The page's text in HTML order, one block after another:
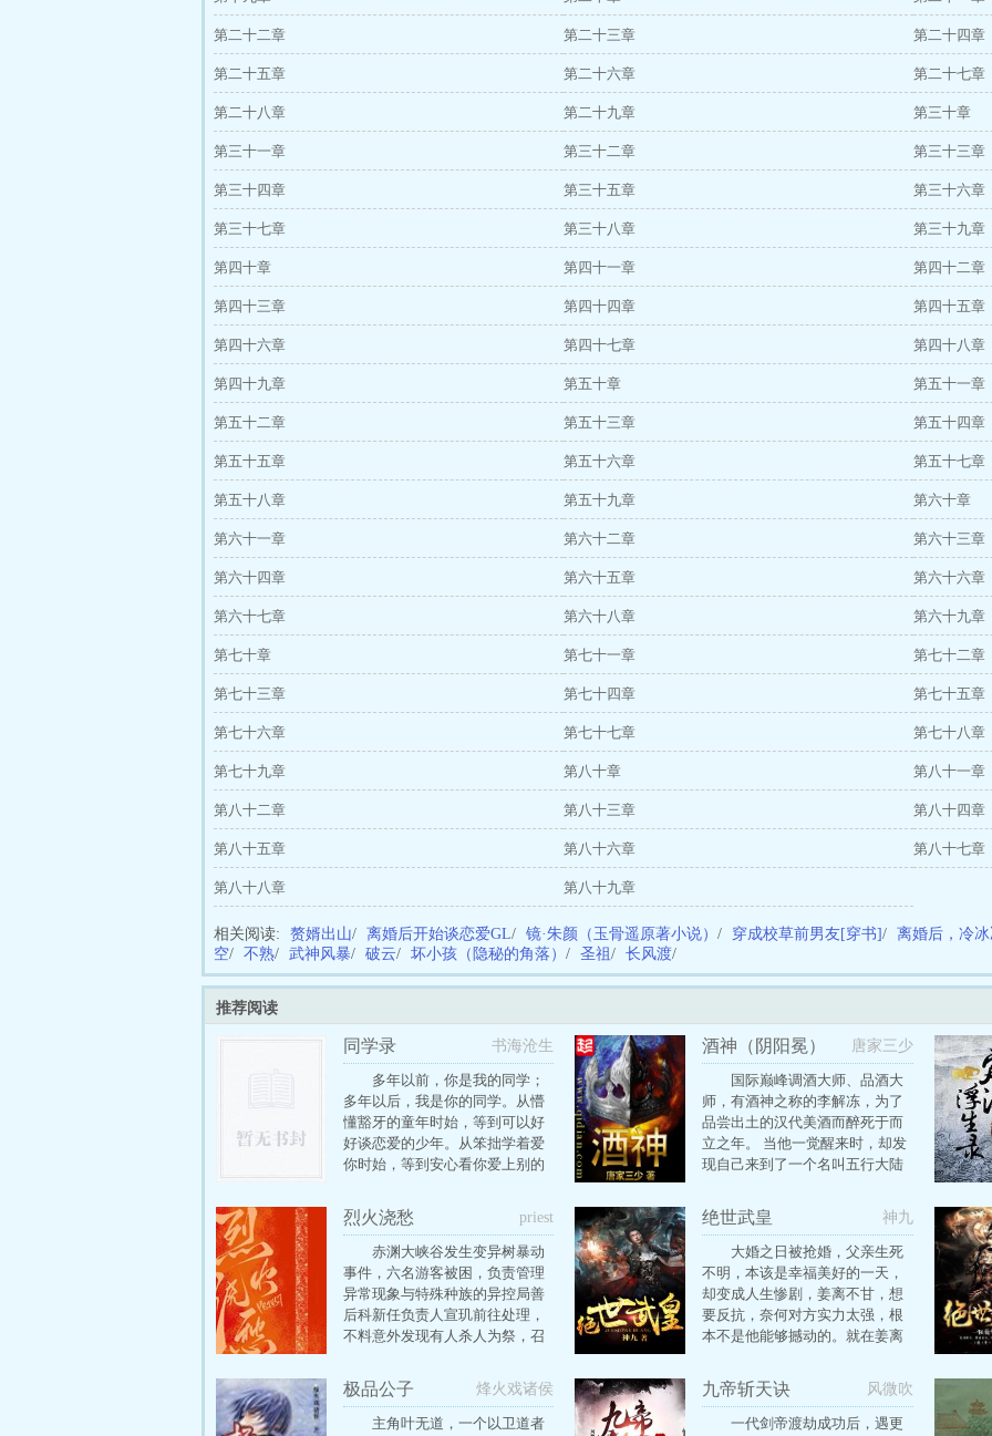
第二十二章 第二十三章 第二十四章
第二十五章 第二十六章 第二十七章
第二十八章 第二十九章 第三十章
第三十一章 第三十二章 第三十三章
第三十四章 第三十五章 第三十六章
第三十七章 第三十八章 第三十九章
第四十章 第四十一章 第四十二章
第四十三章 第四十四章 第四十五章
第四十六章 第四十七章 第四十八章
第四十九章 第五十章 第五十一章
第五十二章 第五十三章 第五十四章
第五十五章 第五十六章 第五十七章
第五十八章 第五十九章 第六十章
第六十一章 第六十二章 第六十三章
第六十四章 第六十五章 第六十六章
第六十七章 第六十八章 第六十九章
第七十章 第七十一章 第七十二章
第七十三章 第七十四章 第七十五章
第七十六章 第七十七章 第七十八章
第七十九章 第八十章 第八十一章
第八十二章 第八十三章 第八十四章
第八十五章 第八十六章 第八十七章
第八十八章 第八十九章
相关阅读: 赘婿出山/ 离婚后开始谈恋爱GL/ 镜·朱颜（玉骨遥原著小说） / 穿成校草前男友[穿书]/ 离婚后，冷
空/ 不熟/ 武神风暴/ 破云/ 坏小孩（隐秘的角落） / 圣祖 / 长风渡/
推荐阅读
同学录 书海沧生
多年以前，你是我的同学；
多年以后，我是你的同学。从懵
懂豁牙的童年时始，等到可以好
好谈恋爱的少年。从笨拙学着爱
你时始，等到安心看你爱上别的
到放开世界上的“林林”为止。是
谁趴在法学院的墙头，爱着医学
院的漂亮医生？是谁做着穿袈裟
的法海，却普度不了青衣的众
生？我是这样愚蠢的姑娘，病入
膏肓很多年，咬牙切齿地暗恋。
他将永远不朽，在我心尖。
酒神（阴阳冕） 唐家三少
国际巅峰调酒大师、品酒大
师，有酒神之称的李解冻，为了
品尝出土的汉代美酒而醉死于而
立之年。 当他一觉醒来时，却发
现自己来到了一个名叫五行大陆
小乞丐。 在这里，有一种极其特
殊的职业，名叫阴阳魔师，奇异
的十系魔技令人叹为观止。 每一
名阴阳魔师都有一顶属于自己的
由本属性凝聚而成的阴阳冕。
烈火浇愁 priest
赤渊大峡谷发生变异树暴动
事件，六名游客被困，负责管理
异常现象与特殊种族的异控局善
后科新任负责人宣玑前往处理，
不料意外发现有人杀人为祭，召
调查中引爆了异控局瞒报伤亡人
数的丑闻，无处不在的阴沉祭文
将数千年前九州混战时期的风云
绝世武皇 神九
大婚之日被抢婚，父亲生死
不明，本该是幸福美好的一天，
却变成人生惨剧，姜离不甘，想
要反抗，奈何对方实力太强，根
本不是他能够撼动的。就在姜离
宝觉醒了
极品公子 烽火戏诸侯
主角叶无道，一个以卫道者
九帝斩天诀 风微吹
一代剑帝渡劫成功后，遇更